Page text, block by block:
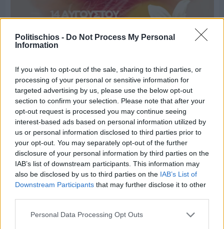
Politischios - Do Not Process My Personal
Information
If you wish to opt-out of the sale, sharing to third parties, or
processing of your personal or sensitive information for
targeted advertising by us, please use the below opt-out
section to confirm your selection. Please note that after your
opt-out request is processed you may continue seeing
interest-based ads based on personal information utilized by
us or personal information disclosed to third parties prior to
your opt-out. You may separately opt-out of the further
disclosure of your personal information by third parties on the
IAB’s list of downstream participants. This information may
also be disclosed by us to third parties on the IAB’s List of
Downstream Participants that may further disclose it to other
Personal Data Processing Opt Outs
Πριν 3 ημέρες
Παραμονή Δεκαπενταύγουστου με μεγάλο
πανηγύρι στη Σιδηρούντα